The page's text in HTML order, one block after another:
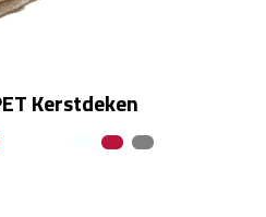
Kerstdeken